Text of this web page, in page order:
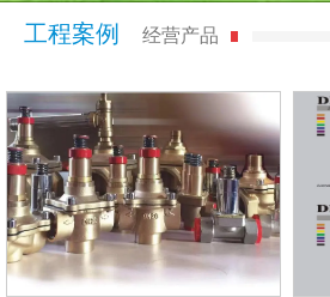
工程案例 经营产品